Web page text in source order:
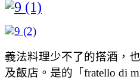
義法料理少不了的搭酒，
及飯店。是的「fratello di